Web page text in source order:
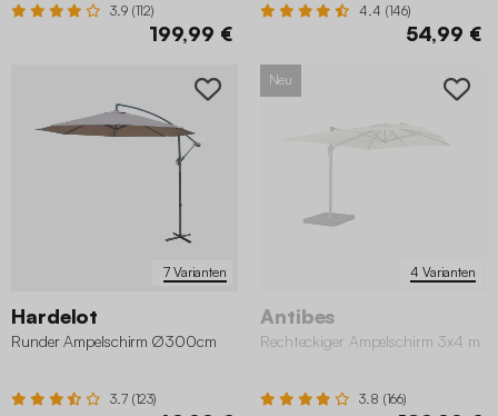
3.9 (112)
199,99 €
4.4 (146)
54,99 €
7 Varianten
Hardelot
Runder Ampelschirm Ø300cm
3.7 (123)
4 Varianten
Neu
Antibes
Rechteckiger Ampelschirm 3x4 m
3.8 (166)